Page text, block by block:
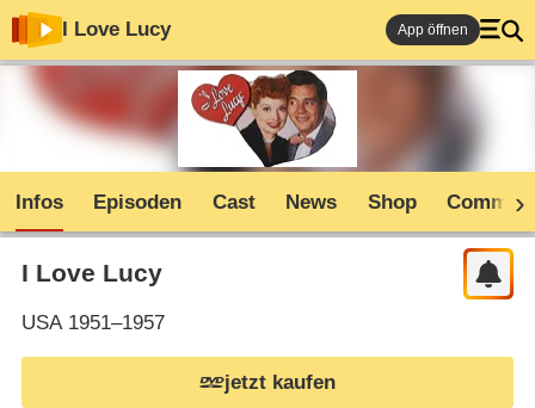
I Love Lucy App öffnen
Infos Episoden Cast News Shop
I Love Lucy
USA1951–1957
jetzt kaufen